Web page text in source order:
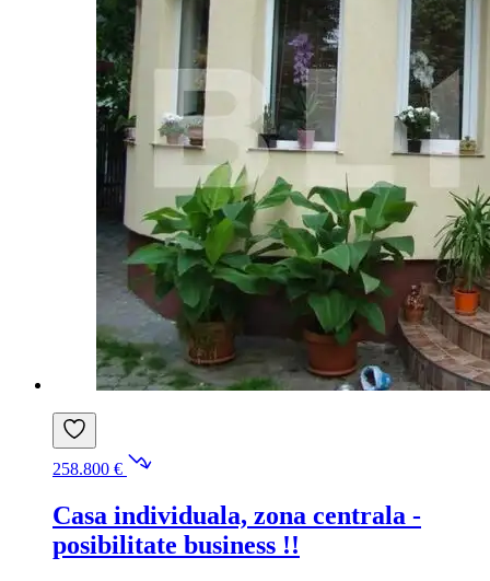
258.800 €
Casa individuala, zona centrala -
posibilitate business !!